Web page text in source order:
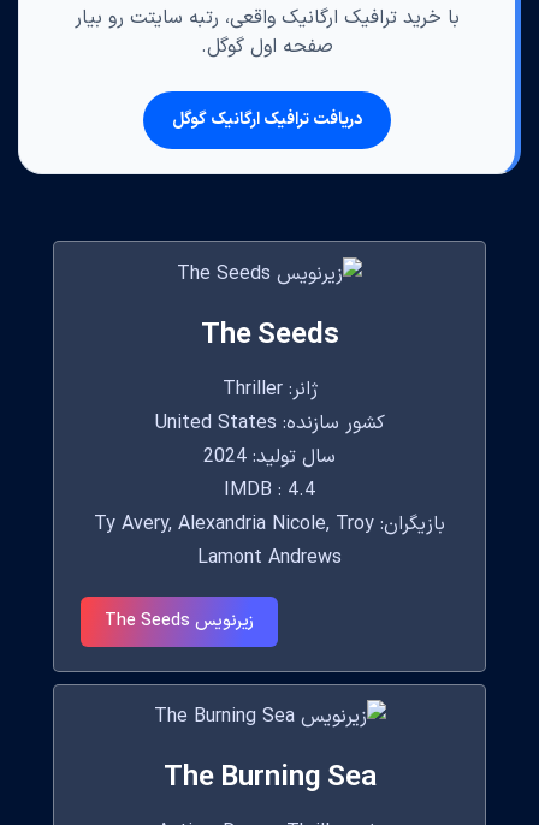
با خرید ترافیک ارگانیک واقعی، رتبه سایتت رو بیار
صفحه اول گوگل.
دریافت ترافیک ارگانیک گوگل
The Seeds
ژانر: Thriller
کشور سازنده: United States
سال تولید: 2024
IMDB : 4.4
بازیگران: Ty Avery, Alexandria Nicole, Troy
Lamont Andrews
زیرنویس The Seeds
The Burning Sea